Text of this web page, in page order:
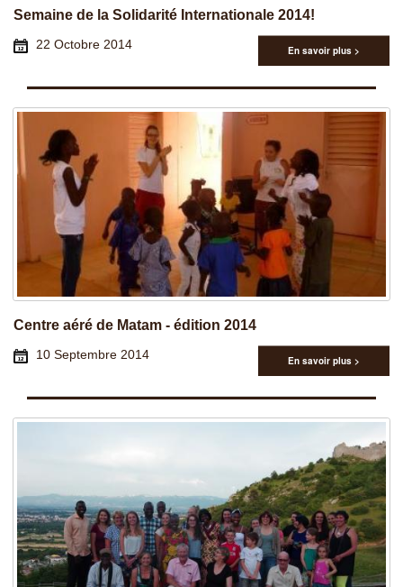
Semaine de la Solidarité Internationale 2014!
22 Octobre 2014 En savoir plus >
Centre aéré de Matam - édition 2014
10 Septembre 2014 En savoir plus >